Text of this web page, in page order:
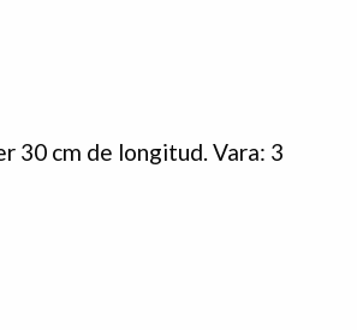
30 cm de longitud. Vara: 3